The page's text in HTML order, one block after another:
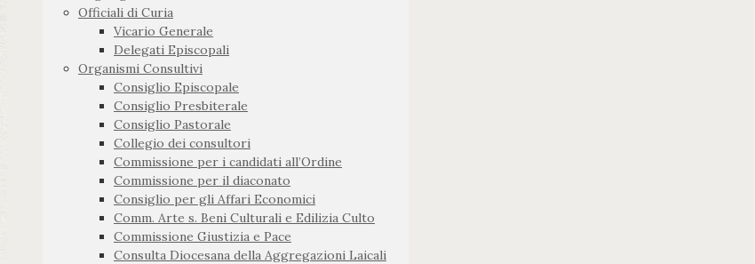
Officiali di Curia
Vicario Generale
Delegati Episcopali
Organismi Consultivi
Consiglio Episcopale
Consiglio Presbiterale
Consiglio Pastorale
Collegio dei consultori
Commissione per i candidati all’Ordine
Commissione per il diaconato
Consiglio per gli Affari Economici
Comm. Arte s. Beni Culturali e Edilizia Culto
Commissione Giustizia e Pace
Consulta Diocesana della Aggregazioni Laicali